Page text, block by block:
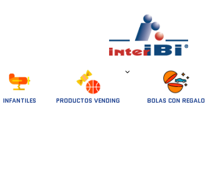
INFANTILES PRODUCTOS VENDING BOLAS CON REGALO